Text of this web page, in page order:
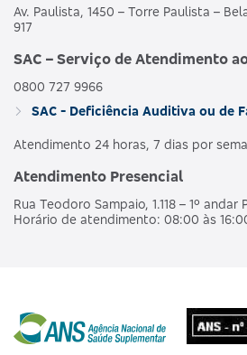
Av. Paulista, 1450 – Torre Paulista –
917
SAC – Serviço de Atendimento
0800 727 9966
SAC - Deficiência Auditiva ou de
Atendimento 24 horas, 7 dias por
Atendimento Presencial
Rua Teodoro Sampaio, 1.118 – 1º andar
Horário de atendimento: 08:00 às